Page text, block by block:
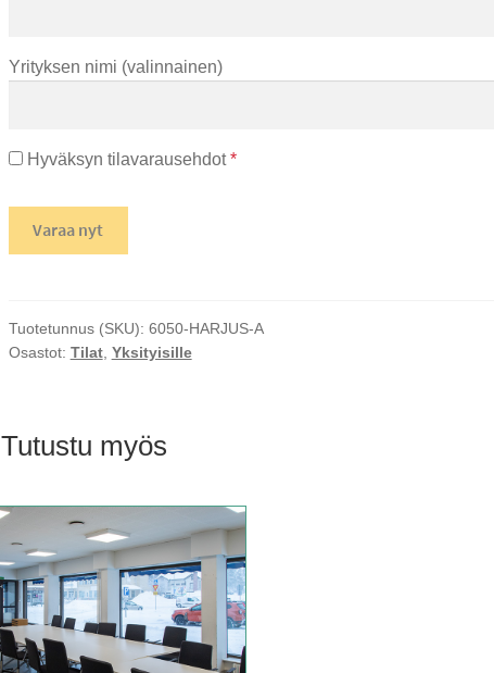
Yrityksen nimi (valinnainen)
Hyväksyn tilavarausehdot*
Varaa nyt
Tuotetunnus (SKU): 6050-HARJUS-A
Osastot: Tilat, Yksityisille
Tutustu myös